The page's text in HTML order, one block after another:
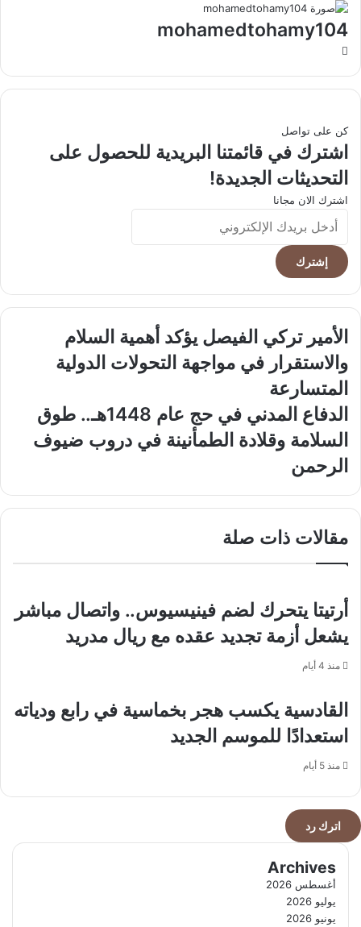
mohamedtohamy104
كن على تواصل
اشترك في قائمتنا البريدية للحصول على
التحديثات الجديدة!
اشترك الان مجانا
أدخل
بريدك
الإلكتروني
الأمير
تركي
الفيصل
يؤكد
أهمية
السلام
والاستقرار
في
مواجهة
الأمير تركي الفيصل يؤكد أهمية السلام
والاستقرار في مواجهة التحولات الدولية
المتسارعة
الدفاع
المدني
في
حج
عام
1448هـ..
طوق
السلامة
وقلادة
الطمأنينة
دروب
ضيوف
الرحمن
الدفاع المدني في حج عام 1448هـ.. طوق
السلامة وقلادة الطمأنينة في دروب ضيوف
الرحمن
مقالات ذات صلة
أرتيتا يتحرك لضم فينيسيوس.. واتصال مباشر
يشعل أزمة تجديد عقده مع ريال مدريد
منذ 4 أيام
القادسية يكسب هجر بخماسية في رابع ودياته
استعدادًا للموسم الجديد
منذ 5 أيام
اترك رد
Archives
أغسطس 2026
يوليو 2026
يونيو 2026